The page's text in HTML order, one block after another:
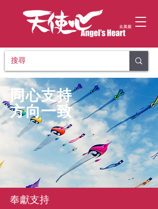
同心支持
​方向一致
奉獻支持